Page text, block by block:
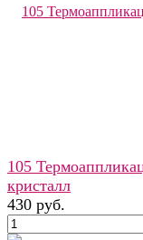
избранное
105
кристалл
430 руб.